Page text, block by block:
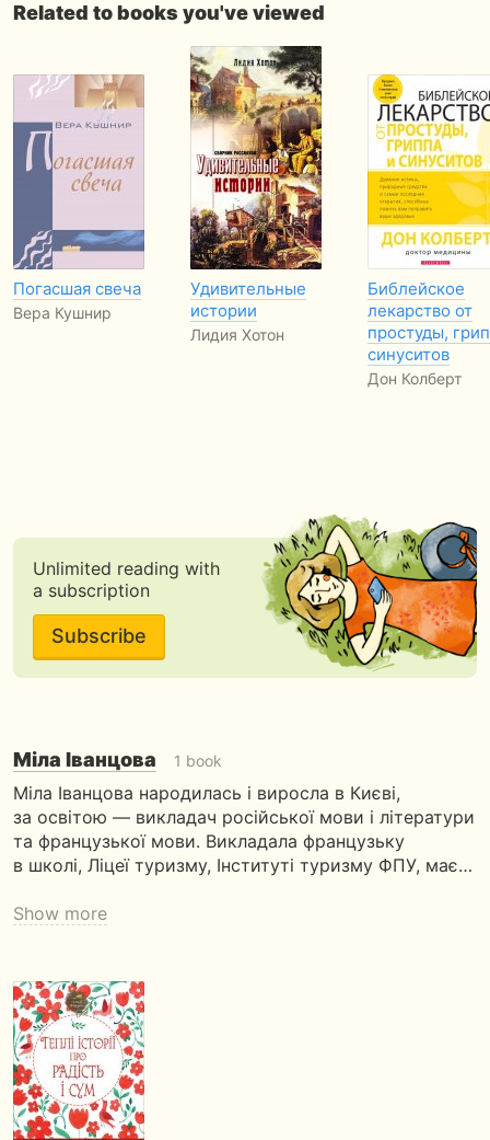
Related to books you've viewed
Погасшая свеча
Вера Кушнир
Удивительные
истории
Лидия Хотон
Библейское
лекарство от
простуды,
синуситов
Дон Колберт
Unlimited reading with
a subscription
Subscribe
Мiла Iванцова 1 book
Міла Іванцова народилась і виросла в Києві,
за освітою — викладач російської мови і літератури
та французької мови. Викладала французьку
в школі, Ліцеї туризму, Інституті туризму ФПУ, має…
Show more